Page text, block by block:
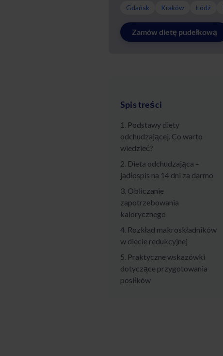
Gdańsk Kraków Łódź
Zamów dietę pudełkową
Spis treści
1. Podstawy diety
odchudzającej. Co warto
wiedzieć?
2. Dieta odchudzająca –
jadłospis na 14 dni za darmo
3. Obliczanie
zapotrzebowania
kalorycznego
4. Rozkład makroskładników
w diecie redukcyjnej
5. Praktyczne wskazówki
dotyczące przygotowania
posiłków